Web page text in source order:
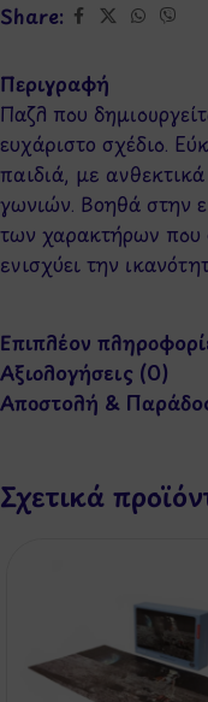
Share:
Περιγραφή
Παζλ που
ευχάριστο σχέδιο.
παιδιά, με
γωνιών. Βοηθά στην
των χαρακτήρων που
ενισχύει την
Επιπλέον
Αξιολογήσεις (0)
Αποστολή &
Σχετικά